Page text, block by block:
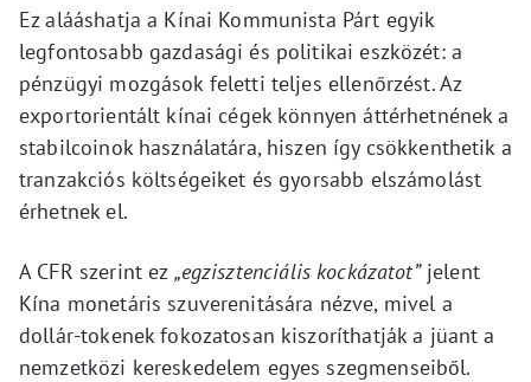
Ez alááshatja a Kínai Kommunista Párt egyik
legfontosabb gazdasági és politikai eszközét: a
pénzügyi mozgások feletti teljes ellenőrzést. Az
exportorientált kínai cégek könnyen áttérhetnének a
stabilcoinok használatára, hiszen így csökkenthetik a
tranzakciós költségeiket és gyorsabb elszámolást
érhetnek el.
A CFR szerint ez „egzisztenciális kockázatot”jelent
Kína monetáris szuverenitására nézve, mivel a
dollár-tokenek fokozatosan kiszoríthatják a jüant a
nemzetközi kereskedelem egyes szegmenseiből.